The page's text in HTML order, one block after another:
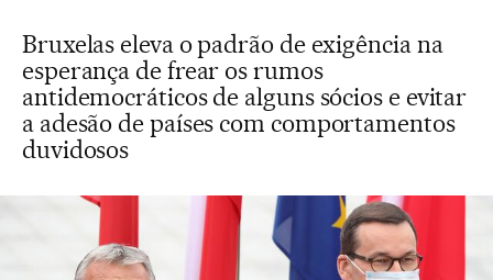
Bruxelas eleva o padrão de exigência na
esperança de frear os rumos
antidemocráticos de alguns sócios e evitar
a adesão de países com comportamentos
duvidosos